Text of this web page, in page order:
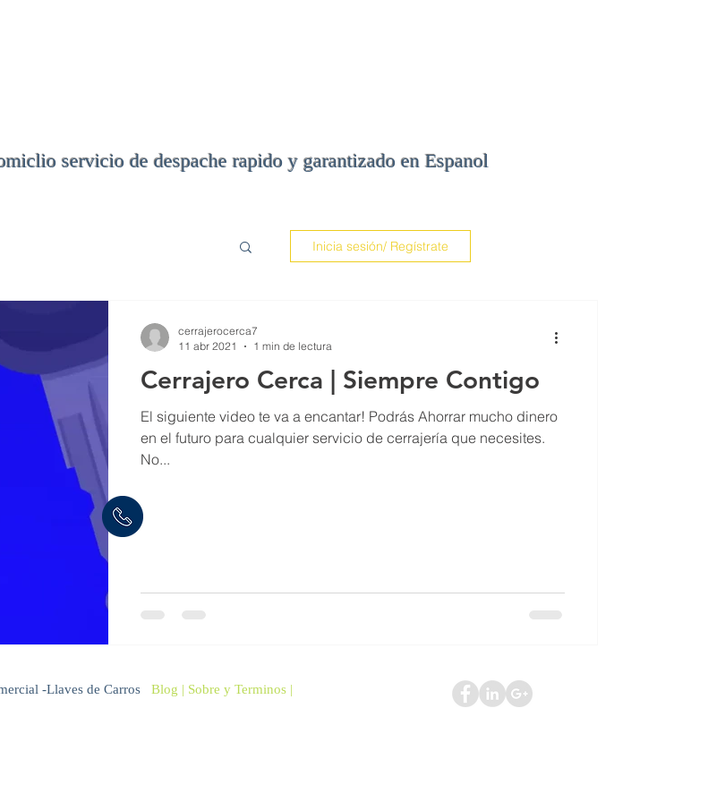
servicio de despache rapido y garantizado en Espanol
Inicia sesión/ Regístrate
Cerrajero Cerca | Siempre Contigo
El siguiente video te va a encantar! Podrás Ahorrar mucho dinero
en el futuro para cualquier servicio de cerrajería que necesites.
No...
cerrajerocerca7
11 abr 2021
1 min de lectura
-Llaves de Carros Blog | Sobre y Terminos |